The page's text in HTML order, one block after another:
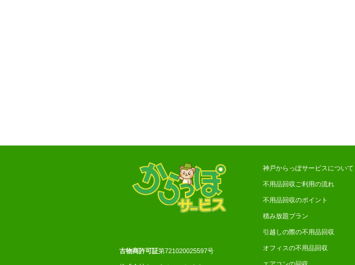
古物商許可証第721020025597号
神戸からっぽサービスについて
不用品回収ご利用の流れ
不用品回収のポイント
積み放題プラン
引越しの際の不用品回収
オフィスの不用品回収
エアコンの回収